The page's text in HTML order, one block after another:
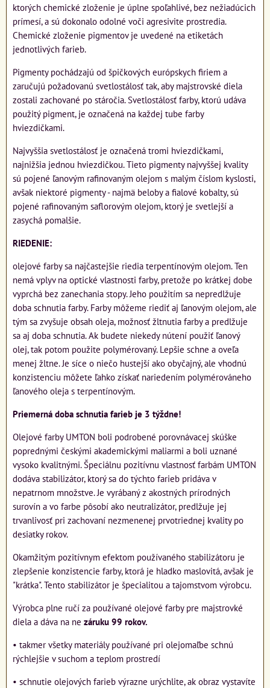
ktorých chemické zloženie je úplne spoľahlivé, bez nežiadúcich
prímesí, a sú dokonalo odolné voči agresivite prostredia.
Chemické zloženie pigmentov je uvedené na etiketách
jednotlivých farieb.
Pigmenty pochádzajú od špičkových európskych firiem a
zaručujú požadovanú svetlostálosť tak, aby majstrovské diela
zostali zachované po stáročia. Svetlostálosť farby, ktorú udáva
použitý pigment, je označená na každej tube farby
hviezdičkami.
Najvyššia svetlostálosť je označená tromi hviezdičkami,
najnižšia jednou hviezdičkou. Tieto pigmenty najvyššej kvality
sú pojené ľanovým rafinovaným olejom s malým číslom kyslosti,
avšak niektoré pigmenty - najmä beloby a fialové kobalty, sú
pojené rafinovaným saflorovým olejom, ktorý je svetlejší a
zasychá pomalšie.
RIEDENIE:
olejové farby sa najčastejšie riedia terpentínovým olejom. Ten
nemá vplyv na optické vlastnosti farby, pretože po krátkej dobe
vyprchá bez zanechania stopy. Jeho použitím sa nepredlžuje
doba schnutia farby. Farby môžeme riediť aj ľanovým olejom, ale
tým sa zvyšuje obsah oleja, možnosť žltnutia farby a predlžuje
sa aj doba schnutia. Ak budete niekedy nútení použiť ľanový
olej, tak potom použite polymérovaný. Lepšie schne a oveľa
menej žltne. Je síce o niečo hustejší ako obyčajný, ale vhodnú
konzistenciu môžete ľahko získať nariedením polymérováneho
ľanového oleja s terpentínovým.
Priemerná doba schnutia farieb je 3 týždne!
Olejové farby UMTON boli podrobené porovnávacej skúške
poprednými českými akademickými maliarmi a boli uznané
vysoko kvalitnými. Špeciálnu pozitívnu vlastnosť farbám UMTON
dodáva stabilizátor, ktorý sa do týchto farieb pridáva v
nepatrnom množstve. Je vyrábaný z akostných prírodných
surovín a vo farbe pôsobí ako neutralizátor, predlžuje jej
trvanlivosť pri zachovaní nezmenenej prvotriednej kvality po
desiatky rokov.
Okamžitým pozitívnym efektom používaného stabilizátoru je
zlepšenie konzistencie farby, ktorá je hladko maslovitá, avšak je
"krátka". Tento stabilizátor je špecialitou a tajomstvom výrobcu.
Výrobca plne ručí za používané olejové farby pre majstrovké
diela a dáva na ne záruku 99 rokov.
• takmer všetky materiály používané pri olejomaľbe schnú
rýchlejšie v suchom a teplom prostredí
• schnutie olejových farieb výrazne urýchlite, ak obraz vystavíte